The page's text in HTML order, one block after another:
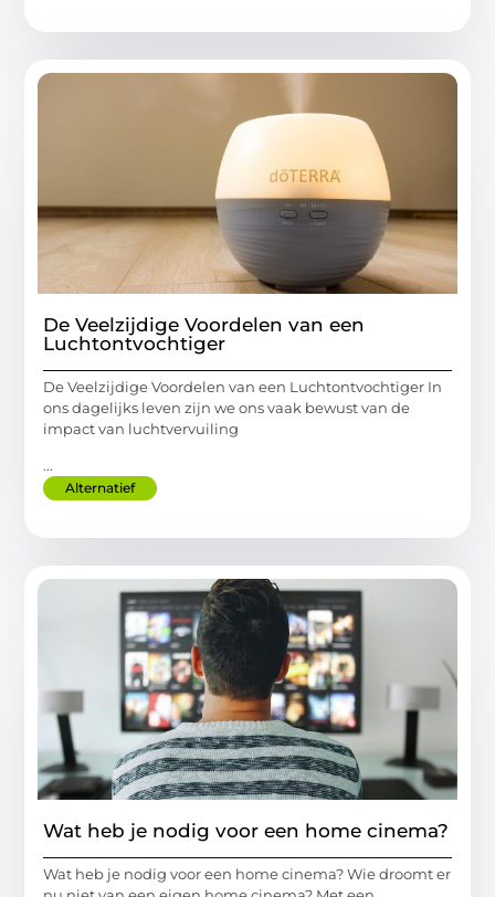
De Veelzijdige Voordelen van een
Luchtontvochtiger
De Veelzijdige Voordelen van een Luchtontvochtiger In
ons dagelijks leven zijn we ons vaak bewust van de
impact van luchtvervuiling
...
Alternatief
Wat heb je nodig voor een home cinema?
Wat heb je nodig voor een home cinema? Wie droomt er